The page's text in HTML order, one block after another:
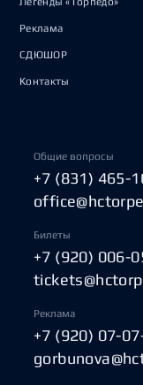
Реклама
СДЮШОР
Контакты
Общие вопросы
+7 (831) 465-
Билеты
+7 (920) 006-
Реклама
+7 (920) 07-